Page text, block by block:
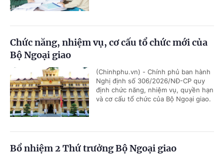
Chức năng, nhiệm vụ, cơ cấu tổ chức mới của
Bộ Ngoại giao
(Chinhphu.vn) - Chính phủ ban hành
Nghị định số 306/2026/NĐ-CP quy
định chức năng, nhiệm vụ, quyền hạn
và cơ cấu tổ chức của Bộ Ngoại giao.
Bổ nhiệm 2 Thứ trưởng Bộ Ngoại giao